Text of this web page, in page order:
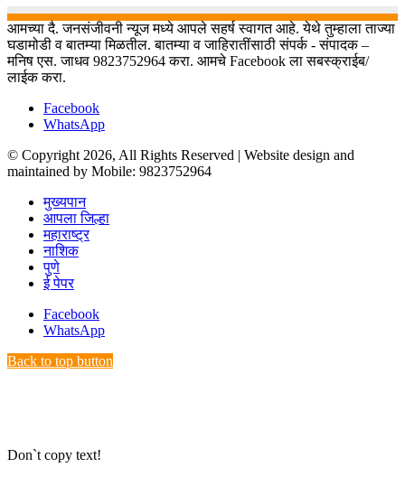
आमच्या दै. जनसंजीवनी न्यूज मध्ये आपले सहर्ष स्वागत आहे. येथे तुम्हाला ताज्या
घडामोडी व बातम्या मिळतील. बातम्या व जाहिरातींसाठी संपर्क - संपादक –
मनिष एस. जाधव 9823752964 करा. आमचे Facebook ला सबस्क्राईब/
लाईक करा.
Facebook
WhatsApp
© Copyright 2026, All Rights Reserved | Website design and
maintained by Mobile: 9823752964
मुख्यपान
आपला जिल्हा
महाराष्ट्र
नाशिक
पुणे
ई पेपर
Facebook
WhatsApp
Back to top button
Don`t copy text!